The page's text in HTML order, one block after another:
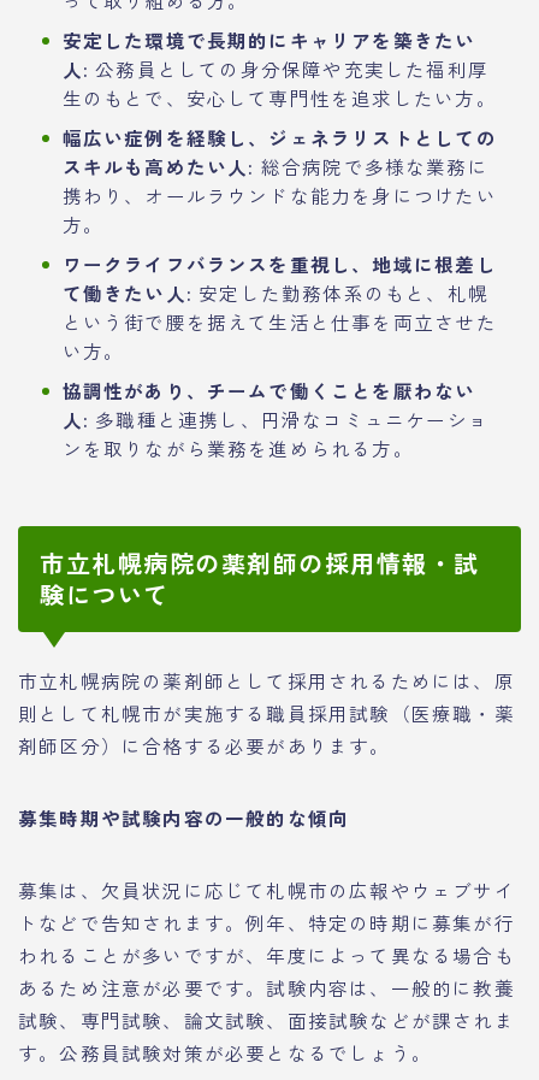
安定した環境で長期的にキャリアを築きたい
人: 公務員としての身分保障や充実した福利厚
生のもとで、安心して専門性を追求したい方。
幅広い症例を経験し、ジェネラリストとしての
スキルも高めたい人: 総合病院で多様な業務に
携わり、オールラウンドな能力を身につけたい
方。
ワークライフバランスを重視し、地域に根差し
て働きたい人: 安定した勤務体系のもと、札幌
という街で腰を据えて生活と仕事を両立させた
い方。
協調性があり、チームで働くことを厭わない
人: 多職種と連携し、円滑なコミュニケーショ
ンを取りながら業務を進められる方。
市立札幌病院の薬剤師の採用情報・試
験について
市立札幌病院の薬剤師として採用されるためには、原
則として札幌市が実施する職員採用試験（医療職・薬
剤師区分）に合格する必要があります。
募集時期や試験内容の一般的な傾向
募集は、欠員状況に応じて札幌市の広報やウェブサイ
トなどで告知されます。例年、特定の時期に募集が行
われることが多いですが、年度によって異なる場合も
あるため注意が必要です。試験内容は、一般的に教養
試験、専門試験、論文試験、面接試験などが課されま
す。公務員試験対策が必要となるでしょう。